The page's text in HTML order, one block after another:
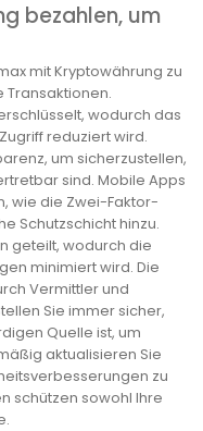
bezahlen, um
mit Kryptowährung zu
Transaktionen.
wodurch das
reduziert wird.
um sicherzustellen,
sind. Mobile Apps
wie die Zwei-Faktor-
Schutzschicht hinzu.
geteilt, wodurch die
minimiert wird. Die
Vermittler und
Sie immer sicher,
Quelle ist, um
aktualisieren Sie
zu
schützen sowohl Ihre